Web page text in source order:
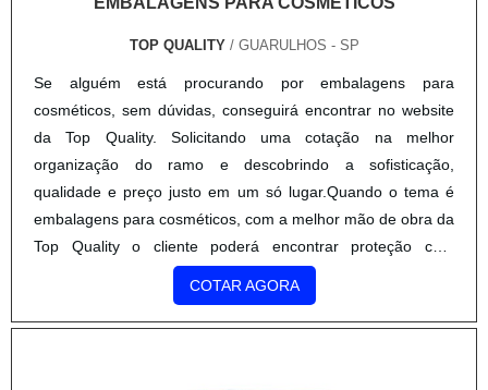
TOP QUALITY / GUARULHOS - SP
Se alguém está procurando por embalagens para
cosméticos, sem dúvidas, conseguirá encontrar no website
da Top Quality. Solicitando uma cotação na melhor
organização do ramo e descobrindo a sofisticação,
qualidade e preço justo em um só lugar.Quando o tema é
embalagens para cosméticos, com a melhor mão de obra da
Top Quality o cliente poderá encontrar proteção com
soluções eficazes para serviços gráficos.DETALHES SOBRE
EMBALAGENS PARA CO...
COTAR AGORA